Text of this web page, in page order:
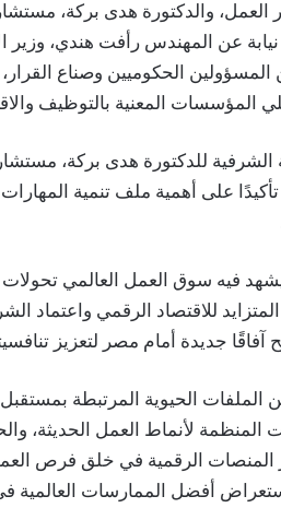
والدكتورة هدى بركة،
نيابة عن المهندس رأفت هندي، وزير
المؤسسات المعنية بالتوظيف
للدكتورة هدى بركة، مستشار
تأكيدًا على أهمية ملف تنمية
فيه سوق العمل العالمي
المتزايد للاقتصاد الرقمي
آفاقًا جديدة أمام مصر لتعزيز
الحيوية المرتبطة بمستقبل
المنظمة لأنماط العمل الحديثة،
المنصات الرقمية في خلق فرص
أفضل الممارسات العالمية